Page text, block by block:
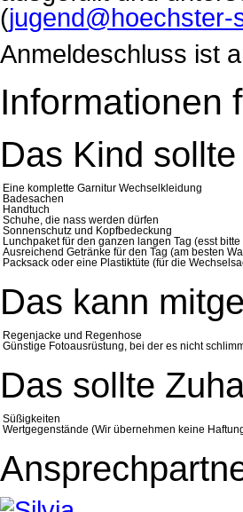
(
Anmeldeschluss ist
Informationen
Das Kind
Eine komplette Garnitur Wechselkleidung
Badesachen
Handtuch
Schuhe, die nass werden dürfen
Sonnenschutz und Kopfbedeckung
Lunchpaket für den ganzen langen Tag (esst
Ausreichend Getränke für den Tag (am besten
Packsack oder eine Plastiktüte (für die
Das kann
Regenjacke und Regenhose
Günstige Fotoausrüstung, bei der es nicht
Das sollte
Süßigkeiten
Wertgegenstände (Wir übernehmen keine